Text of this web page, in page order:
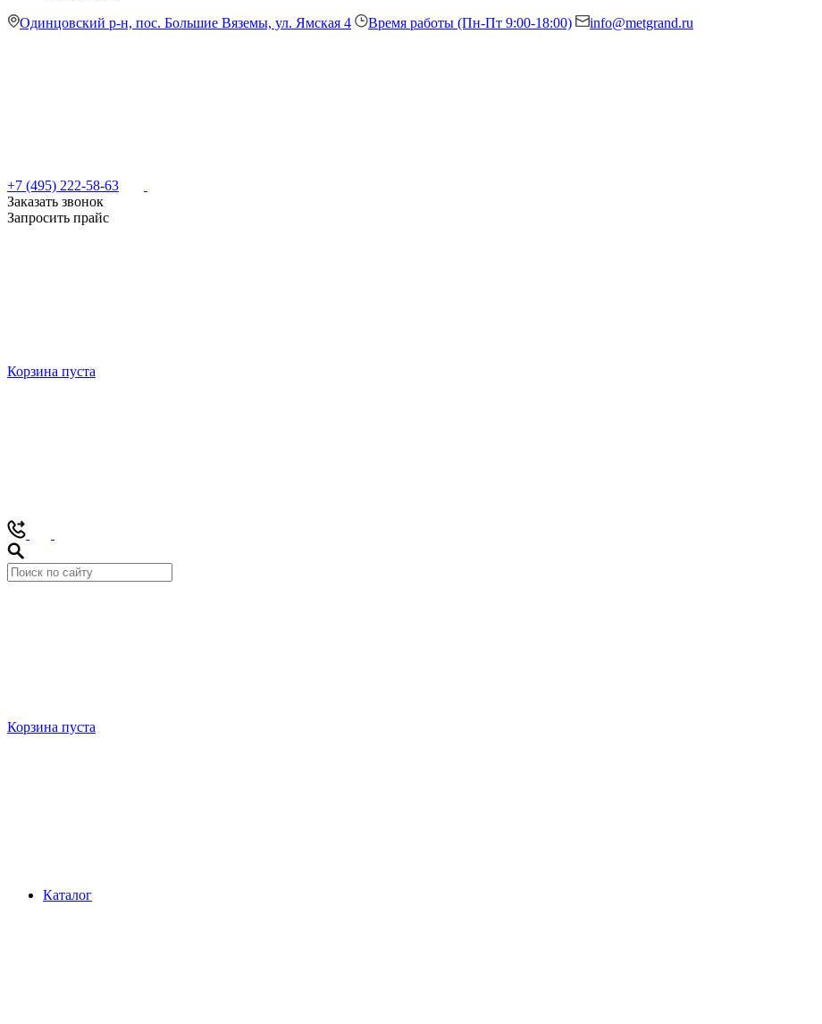
Одинцовский р-н, пос. Большие Вяземы, ул. Ямская 4 Время работы (Пн-Пт 9:00-18:00) info@metgrand.ru
+7 (495) 222-58-63
Заказать звонок
Запросить прайс
Корзина пуста
Корзина пуста
Каталог